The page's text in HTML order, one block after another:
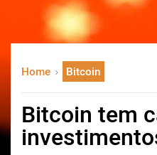
deutsch
日本語
русский
العربية
ไทย
Home Bitcoin
Bitcoin tem